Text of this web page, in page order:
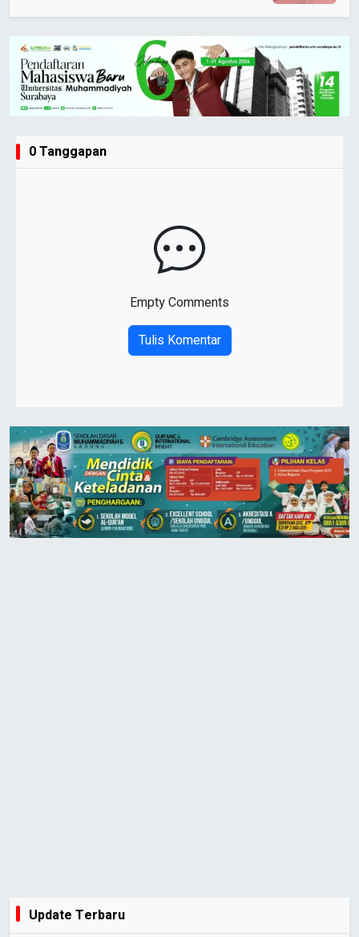
0 Tanggapan
Empty Comments
Tulis Komentar
Update Terbaru